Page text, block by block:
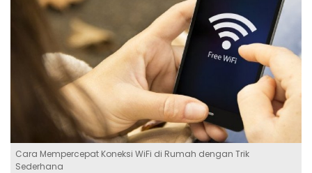
Cara Mempercepat Koneksi WiFi di Rumah dengan Trik
Sederhana